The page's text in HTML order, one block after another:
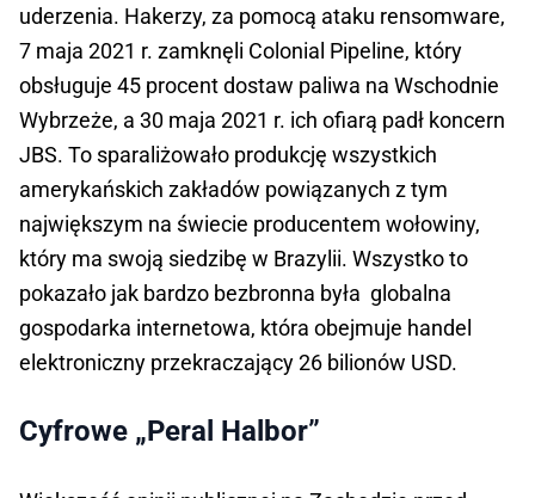
uderzenia. Hakerzy, za pomocą ataku rensomware,
7 maja 2021 r. zamknęli Colonial Pipeline, który
obsługuje 45 procent dostaw paliwa na Wschodnie
Wybrzeże, a 30 maja 2021 r. ich ofiarą padł koncern
JBS. To sparaliżowało produkcję wszystkich
amerykańskich zakładów powiązanych z tym
największym na świecie producentem wołowiny,
który ma swoją siedzibę w Brazylii. Wszystko to
pokazało jak bardzo bezbronna była globalna
gospodarka internetowa, która obejmuje handel
elektroniczny przekraczający 26 bilionów USD.
Cyfrowe „Peral Halbor”